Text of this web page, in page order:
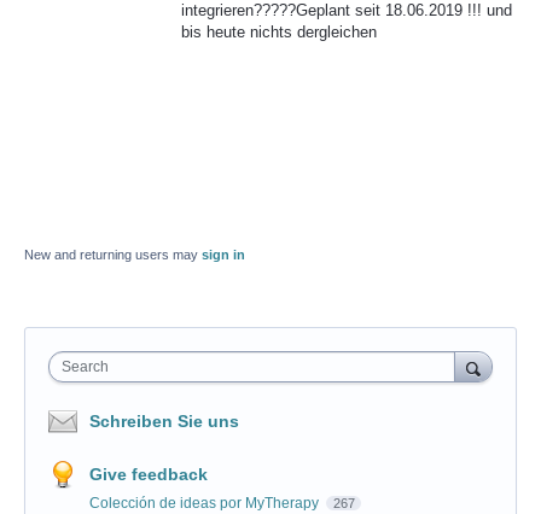
integrieren?????Geplant seit 18.06.2019 !!! und
bis heute nichts dergleichen
New and returning users may sign in
Search
Schreiben Sie uns
Give feedback
Colección de ideas por MyTherapy 267